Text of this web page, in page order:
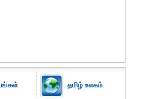
தமிழ் உலகம்